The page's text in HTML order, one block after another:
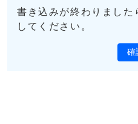
書き込みが終わりました
してください。
確